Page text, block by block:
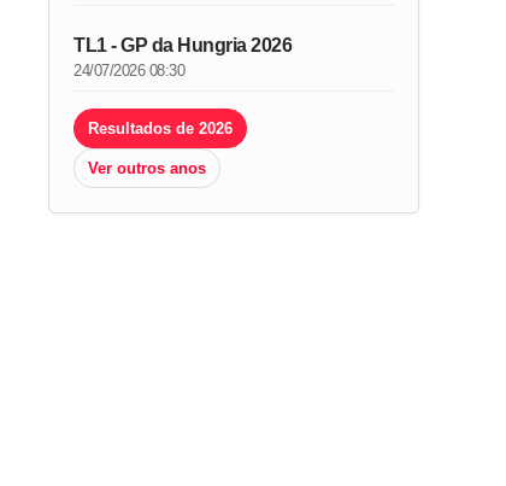
TL1 - GP da Hungria 2026
24/07/2026 08:30
Resultados de 2026
Ver outros anos